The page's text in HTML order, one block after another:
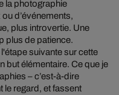
la photographie
d’événements,
plus introvertie. Une
plus de patience.
suivante sur cette
but élémentaire. Ce que je
– c’est-à-dire
le regard, et fassent